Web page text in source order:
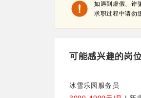
如遇到虚假、诈
求职过程中请勿
可能感兴趣的岗
冰雪乐园服务员